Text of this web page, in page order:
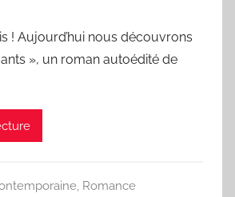
! Aujourd’hui nous découvrons
», un roman autoédité de
, Romance